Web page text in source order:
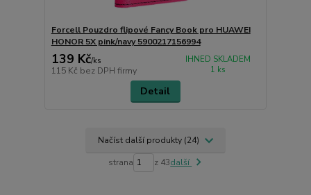
Forcell Pouzdro flipové Fancy Book pro HUAWEI
HONOR 5X pink/navy 5900217156994
139 Kč/ks
115 Kč bez DPH firmy
IHNED SKLADEM
1 ks
Detail
Načíst další produkty (24)
strana z 43další